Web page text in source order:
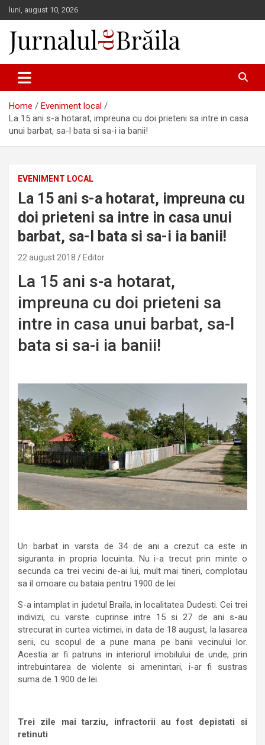
Skip
to
content
luni, august 10, 2026
Jurnalul de Brăila
Home
Eveniment local
La 15 ani s-a hotarat, impreuna cu doi prieteni sa intre in casa
unui barbat, sa-l bata si sa-i ia banii!
EVENIMENT LOCAL
La 15 ani s-a hotarat, impreuna cu
doi prieteni sa intre in casa unui
barbat, sa-l bata si sa-i ia banii!
22 august 2018 Editor
La 15 ani s-a hotarat,
impreuna cu doi prieteni sa
intre in casa unui barbat, sa-l
bata si sa-i ia banii!
Un barbat in varsta de 34 de ani a crezut ca este in
siguranta in propria locuinta. Nu i-a trecut prin minte o
secunda ca trei vecini de-ai lui, mult mai tineri, complotau
sa il omoare cu bataia pentru 1900 de lei.
S-a intamplat in judetul Braila, in localitatea Dudesti. Cei trei
indivizi, cu varste cuprinse intre 15 si 27 de ani s-au
strecurat in curtea victimei, in data de 18 august, la lasarea
serii, cu scopul de a pune mana pe banii vecinului lor.
Acestia ar fi patruns in interiorul imobilului de unde, prin
intrebuintarea de violente si amenintari, i-ar fi sustras
suma de 1.900 de lei.
Trei zile mai tarziu, infractorii au fost depistati si
retinuti